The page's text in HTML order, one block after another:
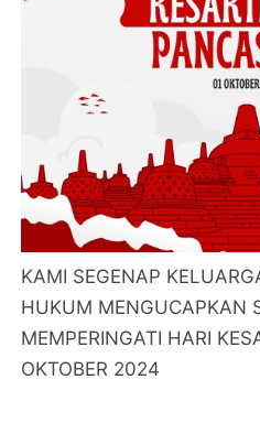
KAMI SEGENAP
HUKUM MENGUCAPKAN
MEMPERINGATI HARI
OKTOBER 2024